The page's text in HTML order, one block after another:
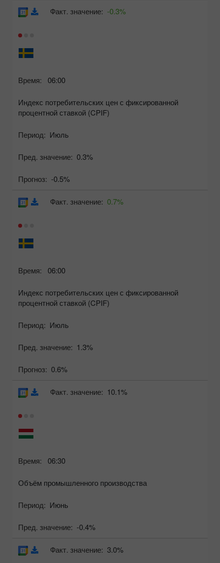
Время: 06:00
Индекс потребительских цен с фиксированной
процентной ставкой (CPIF)
Период: Июль
Пред. значение: 0.3%
Прогноз: -0.5%
Факт. значение: -0.3%
Время: 06:00
Индекс потребительских цен с фиксированной
процентной ставкой (CPIF)
Период: Июль
Пред. значение: 1.3%
Прогноз: 0.6%
Факт. значение: 0.7%
Время: 06:30
Объём промышленного производства
Период: Июнь
Пред. значение: -0.4%
Факт. значение: 10.1%
Факт. значение: 3.0%